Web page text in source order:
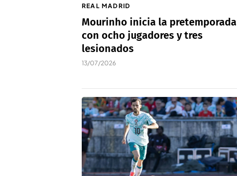
REAL MADRID
Mourinho inicia la pretemporada
con ocho jugadores y tres
lesionados
13/07/2026